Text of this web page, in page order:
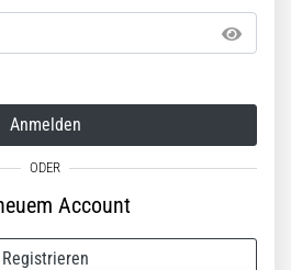
Anmelden
Account
Registrieren